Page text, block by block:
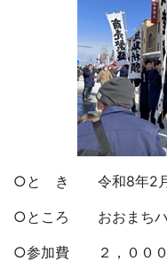
○と き 令和8年2月
○ところ おおまちハ
○参加費 ２，００